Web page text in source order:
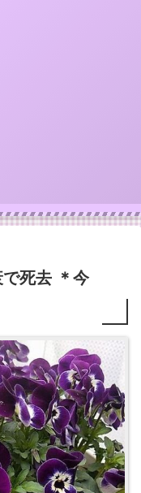
死去 ＊今